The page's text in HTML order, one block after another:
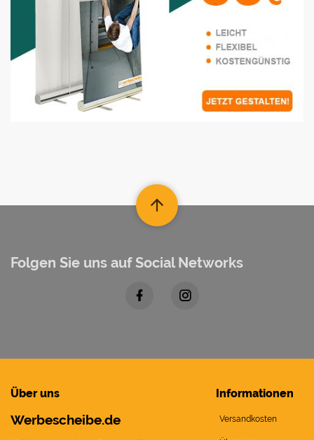
Folgen Sie uns auf Social Networks
Über uns
Werbescheibe.de
Informationen
Versandkosten